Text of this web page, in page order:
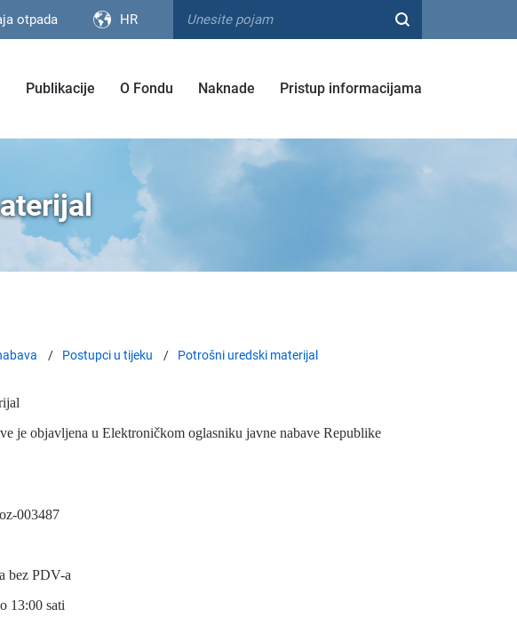
otpada HR
Publikacije O Fondu Naknade Pristup informacijama
Postupci u tijeku Potrošni uredski materijal
je objavljena u Elektroničkom oglasniku javne nabave Republike
003487
PDV-a
sati